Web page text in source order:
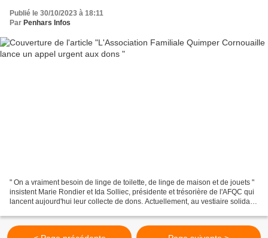
Publié le 30/10/2023 à 18:11
Par Penhars Infos
" On a vraiment besoin de linge de toilette, de linge de maison et de jouets "
insistent Marie Rondier et Ida Solliec, présidente et trésorière de l'AFQC qui
lancent aujourd'hui leur collecte de dons. Actuellement, au vestiaire solidaire